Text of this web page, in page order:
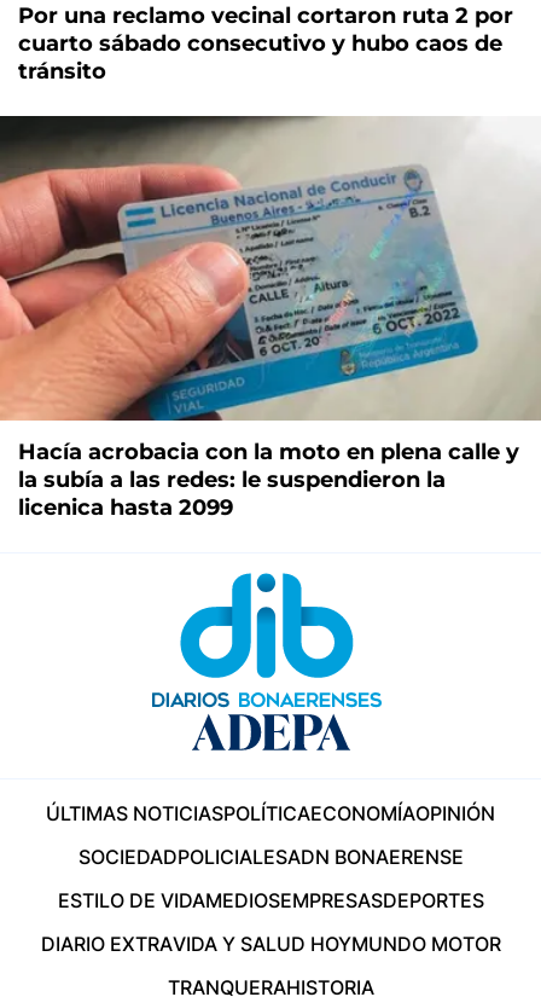
Por una reclamo vecinal cortaron ruta 2 por
cuarto sábado consecutivo y hubo caos de
tránsito
Hacía acrobacia con la moto en plena calle y
la subía a las redes: le suspendieron la
licenica hasta 2099
ÚLTIMAS NOTICIASPOLÍTICAECONOMÍAOPINIÓN
SOCIEDADPOLICIALESADN BONAERENSE
ESTILO DE VIDAMEDIOSEMPRESASDEPORTES
DIARIO EXTRAVIDA Y SALUD HOYMUNDO MOTOR
TRANQUERAHISTORIA